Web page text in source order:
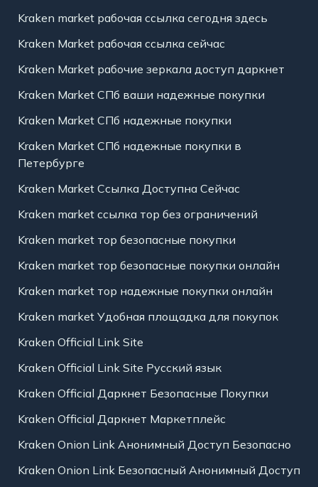
Kraken market рабочая ссылка сегодня здесь
Kraken Market рабочая ссылка сейчас
Kraken Market рабочие зеркала доступ даркнет
Kraken Market СПб ваши надежные покупки
Kraken Market СПб надежные покупки
Kraken Market СПб надежные покупки в
Петербурге
Kraken Market Ссылка Доступна Сейчас
Kraken market ссылка тор без ограничений
Kraken market тор безопасные покупки
Kraken market тор безопасные покупки онлайн
Kraken market тор надежные покупки онлайн
Kraken market Удобная площадка для покупок
Kraken Official Link Site
Kraken Official Link Site Русский язык
Kraken Official Даркнет Безопасные Покупки
Kraken Official Даркнет Маркетплейс
Kraken Onion Link Анонимный Доступ Безопасно
Kraken Onion Link Безопасный Анонимный Доступ